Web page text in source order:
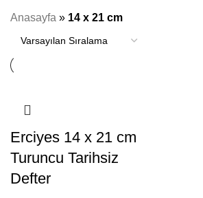
Anasayfa » 14 x 21 cm
Erciyes 14 x 21 cm
Turuncu Tarihsiz
Defter